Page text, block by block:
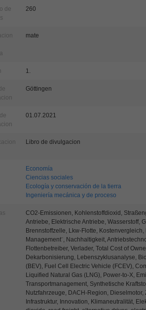
de
260
mate
1.
Göttingen
01.07.2021
Libro de divulgacion
Economía
Ciencias sociales
Ecología y conservación de la tierra
Ingeniería mecánica y de proceso
CO2-Emissionen, Kohlenstoffdioxid,
Antriebe, Elektrische Antriebe, Wasserstoff,
Brennstoffzelle, Lkw-Flotte,
Management¨, Nachhaltigkeit,
Flottenbetreiber, Verlader, Total Cost of
Dekarbonisierung, Lebenszyklusanalyse,
(BEV), Fuel Cell Electric Vehicle (FCEV),
Liquified Natural Gas (LNG), Power-to-X,
Transportmanagement, Synthetische
Nutzfahrzeuge, DACH-Region, Dieselmotor,
Infrastruktur, Innovation, Klimaneutralität,